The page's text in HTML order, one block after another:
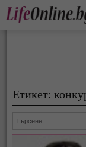
Етикет: